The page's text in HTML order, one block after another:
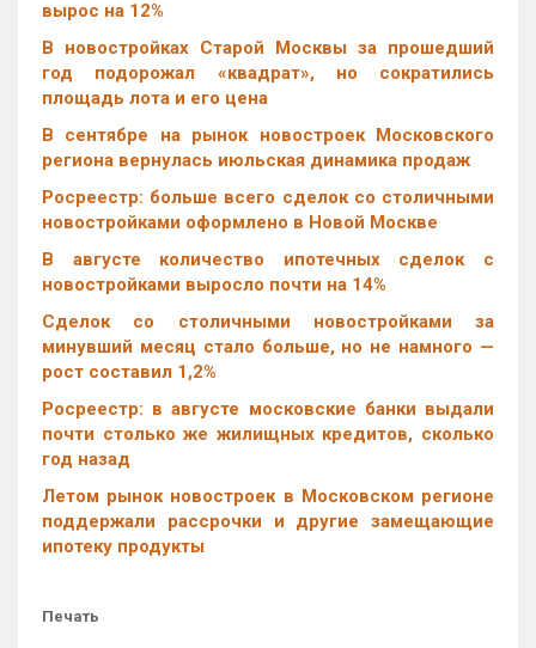
вырос на 12%
В новостройках Старой Москвы за прошедший
год подорожал «квадрат», но сократились
площадь лота и его цена
В сентябре на рынок новостроек Московского
региона вернулась июльская динамика продаж
Росреестр: больше всего сделок со столичными
новостройками оформлено в Новой Москве
В августе количество ипотечных сделок с
новостройками выросло почти на 14%
Cделок со столичными новостройками за
минувший месяц стало больше, но не намного —
рост составил 1,2%
Росреестр: в августе московские банки выдали
почти столько же жилищных кредитов, сколько
год назад
Летом рынок новостроек в Московском регионе
поддержали рассрочки и другие замещающие
ипотеку продукты
Печать